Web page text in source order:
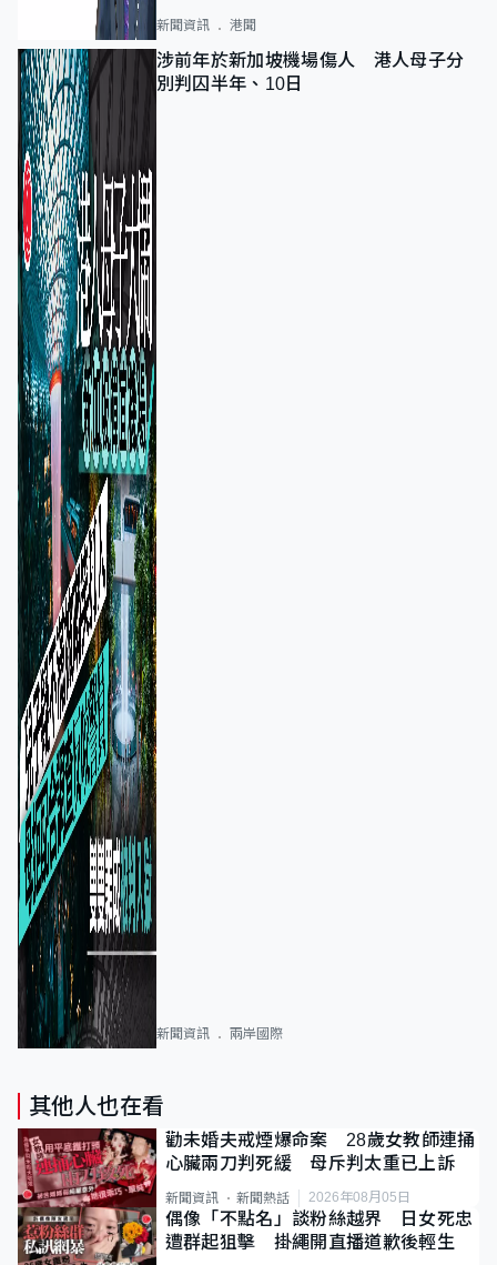
新聞資訊 港聞
涉前年於新加坡機場傷人 港人母子分
別判囚半年、10日
新聞資訊 兩岸國際
其他人也在看
勸未婚夫戒煙爆命案 28歲女教師連捅
心臟兩刀判死緩 母斥判太重已上訴
新聞資訊 新聞熱話 2026年08月05日
偶像「不點名」談粉絲越界 日女死忠
遭群起狙擊 掛繩開直播道歉後輕生